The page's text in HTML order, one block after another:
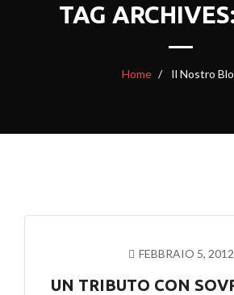
TAG
Home Il Nostro
FEBBRAIO 5, 2012
UN TRIBUTO CON